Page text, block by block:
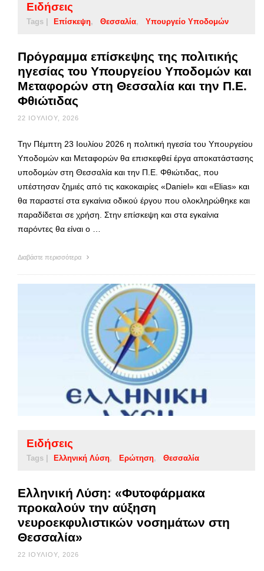
Ειδήσεις
Tags | Επίσκεψη Θεσσαλία Υπουργείο Υποδομών
Πρόγραμμα επίσκεψης της πολιτικής
ηγεσίας του Υπουργείου Υποδομών και
Μεταφορών στη Θεσσαλία και την Π.Ε.
Φθιώτιδας
22 ΙΟΥΛΊΟΥ, 2026
Την Πέμπτη 23 Ιουλίου 2026 η πολιτική ηγεσία του Υπουργείου
Υποδομών και Μεταφορών θα επισκεφθεί έργα αποκατάστασης
υποδομών στη Θεσσαλία και την Π.Ε. Φθιώτιδας, που
υπέστησαν ζημιές από τις κακοκαιρίες «Daniel» και «Elias» και
θα παραστεί στα εγκαίνια οδικού έργου που ολοκληρώθηκε και
παραδίδεται σε χρήση. Στην επίσκεψη και στα εγκαίνια
παρόντες θα είναι ο …
Διαβάστε περισσότερα
Ειδήσεις
Tags | Ελληνική Λύση Ερώτηση Θεσσαλία
Ελληνική Λύση: «Φυτοφάρμακα
προκαλούν την αύξηση
νευροεκφυλιστικών νοσημάτων στη
Θεσσαλία»
22 ΙΟΥΛΊΟΥ, 2026